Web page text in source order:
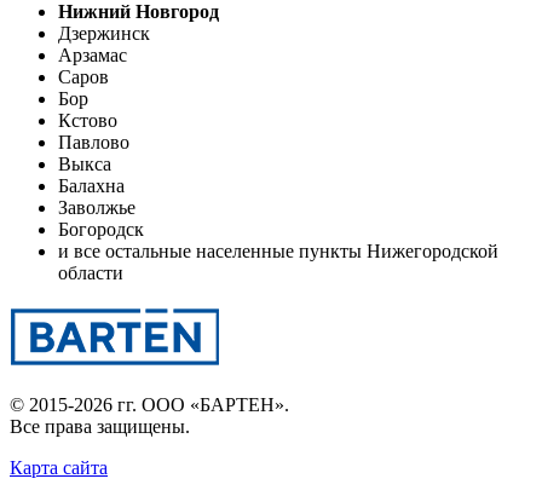
Нижний Новгород
Дзержинск
Арзамас
Саров
Бор
Кстово
Павлово
Выкса
Балахна
Заволжье
Богородск
и все остальные населенные пункты Нижегородской
области
© 2015-2026 гг. ООО «БАРТЕН».
Все права защищены.
Карта сайта